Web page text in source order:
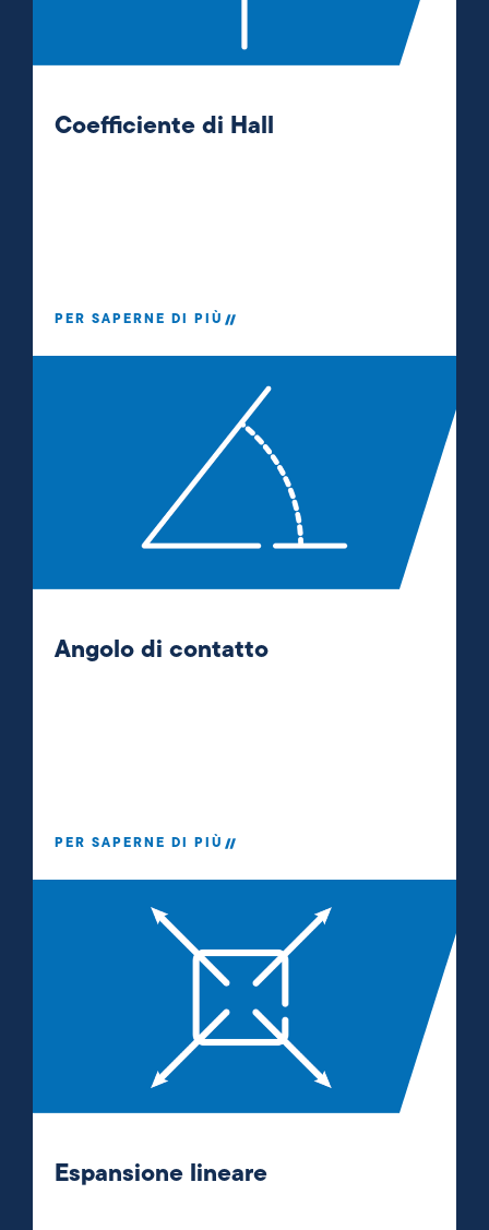
Coefficiente di Hall
PER SAPERNE DI PIÙ
Angolo di contatto
PER SAPERNE DI PIÙ
Espansione lineare